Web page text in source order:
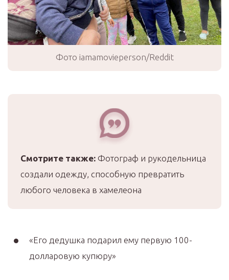
Фото iamamovieperson/Reddit
Смотрите также: Фотограф и рукодельница
создали одежду, способную превратить
любого человека в хамелеона
«Его дедушка подарил ему первую 100-
долларовую купюру»